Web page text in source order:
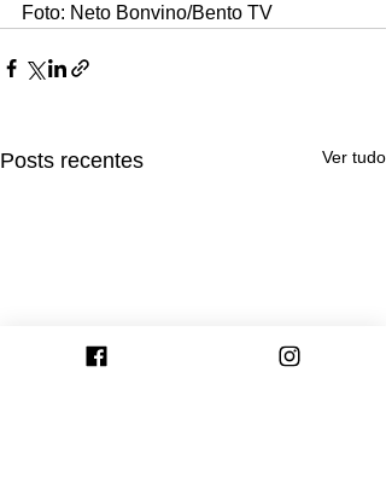
Foto: Neto Bonvino/Bento TV
Posts recentes Ver tudo